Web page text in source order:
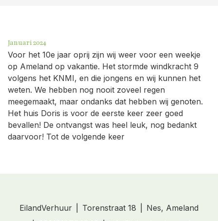
Januari 2024
Voor het 10e jaar oprij zijn wij weer voor een weekje
op Ameland op vakantie. Het stormde windkracht 9
volgens het KNMI, en die jongens en wij kunnen het
weten. We hebben nog nooit zoveel regen
meegemaakt, maar ondanks dat hebben wij genoten.
Het huis Doris is voor de eerste keer zeer goed
bevallen! De ontvangst was heel leuk, nog bedankt
daarvoor! Tot de volgende keer
EilandVerhuur Torenstraat 18
Nes, Ameland